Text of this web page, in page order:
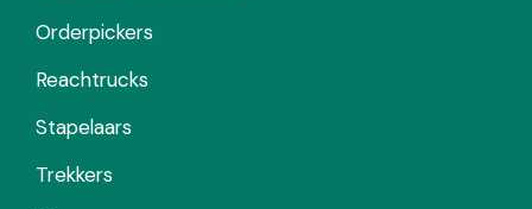
Orderpickers
Reachtrucks
Stapelaars
Trekkers